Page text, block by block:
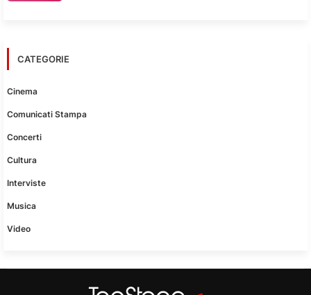
CATEGORIE
Cinema
Comunicati Stampa
Concerti
Cultura
Interviste
Musica
Video